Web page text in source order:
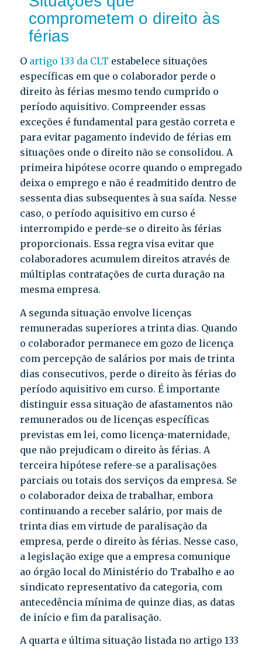
comprometem o direito às
férias
O artigo 133 da CLT estabelece situações
específicas em que o colaborador perde o
direito às férias mesmo tendo cumprido o
período aquisitivo. Compreender essas
exceções é fundamental para gestão correta e
para evitar pagamento indevido de férias em
situações onde o direito não se consolidou. A
primeira hipótese ocorre quando o empregado
deixa o emprego e não é readmitido dentro de
sessenta dias subsequentes à sua saída. Nesse
caso, o período aquisitivo em curso é
interrompido e perde-se o direito às férias
proporcionais. Essa regra visa evitar que
colaboradores acumulem direitos através de
múltiplas contratações de curta duração na
mesma empresa.
A segunda situação envolve licenças
remuneradas superiores a trinta dias. Quando
o colaborador permanece em gozo de licença
com percepção de salários por mais de trinta
dias consecutivos, perde o direito às férias do
período aquisitivo em curso. É importante
distinguir essa situação de afastamentos não
remunerados ou de licenças específicas
previstas em lei, como licença-maternidade,
que não prejudicam o direito às férias. A
terceira hipótese refere-se a paralisações
parciais ou totais dos serviços da empresa. Se
o colaborador deixa de trabalhar, embora
continuando a receber salário, por mais de
trinta dias em virtude de paralisação da
empresa, perde o direito às férias. Nesse caso,
a legislação exige que a empresa comunique
ao órgão local do Ministério do Trabalho e ao
sindicato representativo da categoria, com
antecedência mínima de quinze dias, as datas
de início e fim da paralisação.
A quarta e última situação listada no artigo 133